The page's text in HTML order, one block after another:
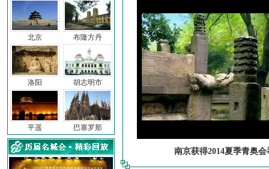
北京
洛阳
平遥
布隆方丹
胡志明市
巴塞罗那
南京获得2014夏季青奥会